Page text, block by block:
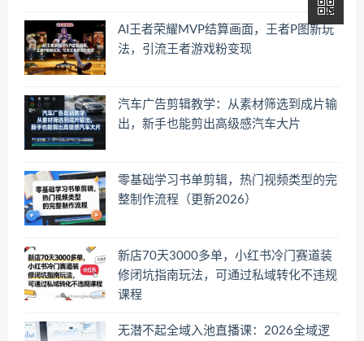
AI王者荣耀MVP结算画面，王者P图新玩
法，引流王者游戏粉变现
汽车广告剪辑教学：从素材筛选到成片输
出，新手也能剪出高级感汽车大片
零基础学习书单剪辑，热门视频类型的完
整制作流程（更新2026）
新店70天3000多单，小红书冷门赛道装
修闭坑指南玩法，可通过私域转化不违规
课程
无潜不起全域入池直播课：2026全域逻